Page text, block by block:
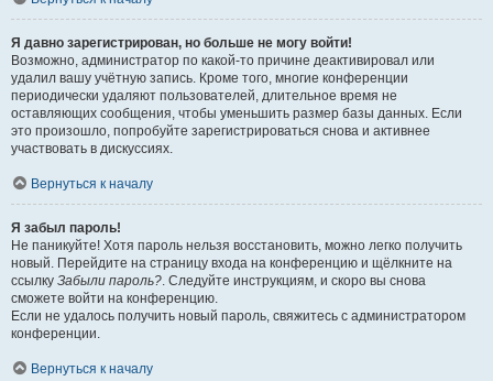
Я давно зарегистрирован, но больше не могу войти!
Возможно, администратор по какой-то причине деактивировал или
удалил вашу учётную запись. Кроме того, многие конференции
периодически удаляют пользователей, длительное время не
оставляющих сообщения, чтобы уменьшить размер базы данных. Если
это произошло, попробуйте зарегистрироваться снова и активнее
участвовать в дискуссиях.
Вернуться к началу
Я забыл пароль!
Не паникуйте! Хотя пароль нельзя восстановить, можно легко получить
новый. Перейдите на страницу входа на конференцию и щёлкните на
ссылку Забыли пароль?. Следуйте инструкциям, и скоро вы снова
сможете войти на конференцию.
Если не удалось получить новый пароль, свяжитесь с администратором
конференции.
Вернуться к началу